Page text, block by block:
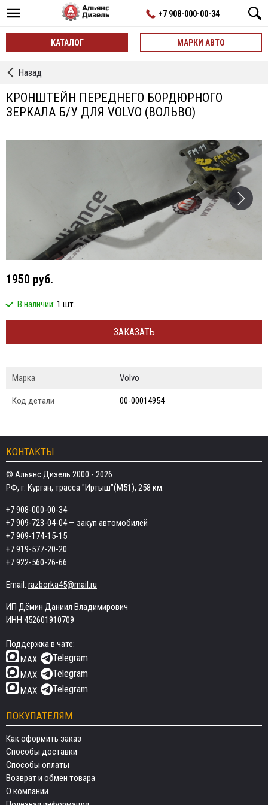
+7 908-000-00-34
КАТАЛОГ МАРКИ АВТО
←
Кронштейны
Зеркал
Назад
КРОНШТЕЙН ПЕРЕДНЕГО БОРДЮРНОГО
ЗЕРКАЛА Б/У ДЛЯ VOLVO (ВОЛЬВО)
1950 руб.
В наличии: 1 шт.
ЗАКАЗАТЬ
Марка Volvo
Код детали 00-00014954
КОНТАКТЫ
© Альянс Дизель 2000 - 2026
РФ, г. Курган, трасса "Иртыш"(М51), 258 км.
+7 908-000-00-34
+7 909-723-04-04— закуп автомобилей
+7 909-174-15-15
+7 919-577-20-20
+7 922-560-26-66
Email: razborka45@mail.ru
ИП Дёмин Даниил Владимирович
ИНН 452601910709
Поддержка в чате:
MAX
Telegram
MAX Telegram
MAX Telegram
ПОКУПАТЕЛЯМ
Как оформить заказ
Способы доставки
Способы оплаты
Возврат и обмен товара
О компании